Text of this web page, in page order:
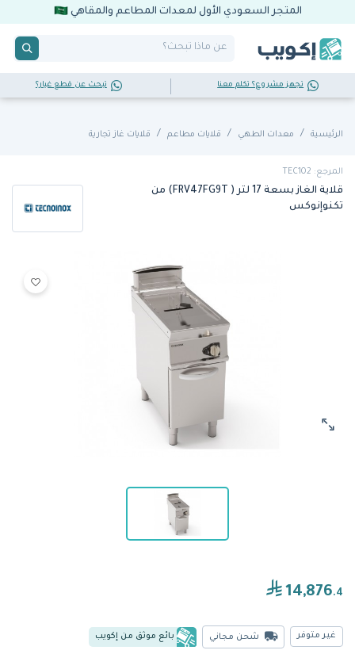
المتجر السعودي الأول لمعدات المطاعم والمقاهي
تجهز مشروع؟ تكلم معنا تبحث عن قطع غيار؟
الرئيسية معدات الطهي قلايات مطاعم قلايات غاز تجارية
المرجع: TEC102
قلاية الغاز بسعة 17 لتر ( FRV47FG9T) من
تكنوإنوكس
14,876.4
غير متوفر شحن مجاني بائع موثق من إكويب